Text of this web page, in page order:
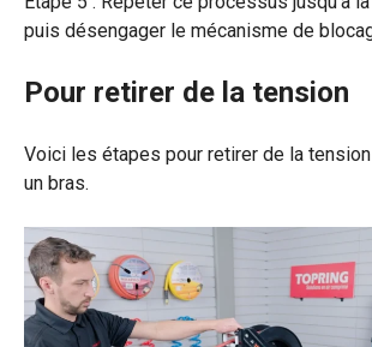
puis désengager le mécanisme de
Pour retirer de la tension
Voici les étapes pour retirer de la
un bras.